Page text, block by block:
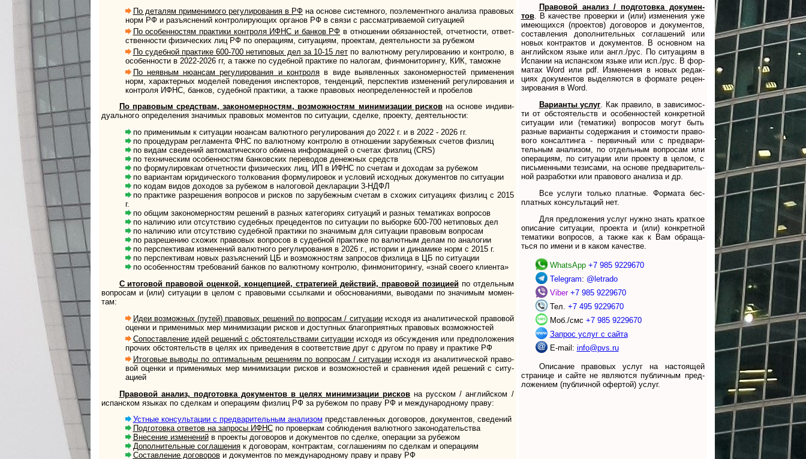
По деталям применимого регулирования в РФна основе сис­тем­ного, по­эле­мен­т­но­го ана­ли­за пра­во­вых
норм РФ и разъ­яс­не­ний кон­т­ро­ли­ру­ю­щих ор­га­нов РФ в связи с рас­смат­рива­емой ситу­ацией
По особенностям практики контроля ИФНС и бан­ков РФ в отно­ше­нии обя­зан­нос­тей, отчет­но­сти, ответ­
ст­вен­но­сти физи­чес­ких лиц РФ по опе­ра­циям, ситу­а­циям, про­ек­там, де­я­тель­нос­ти за ру­бе­жом
По судебной практике 600-700 нетиповых дел за 10-15 лет по ва­лют­но­му ре­гу­ли­ро­ва­нию и кон­т­ро­лю, в
осо­бен­но­сти в 2022-2026 гг, а также по су­деб­ной прак­тике по нало­гам, фин­мони­то­рингу, КИК, таможне
По неявным нюансам регулирования и контроля в виде выяв­лен­ных за­ко­но­мер­нос­тей при­ме­не­ния
норм, ха­рак­тер­ных мо­де­лей по­ве­де­ния ин­с­пек­то­ров, тен­ден­ций, пер­с­пек­тив из­ме­не­ний ре­гу­ли­ро­ва­ния и
кон­т­ро­ля ИФНС, бан­ков, су­деб­ной прак­ти­ки, а также пра­во­вых не­оп­ре­де­лен­нос­тей и пробелов
По правовым средствам, закономерностям, воз­мож­нос­тям мини­ми­за­ции рис­ковна основе ин­ди­ви­
ду­аль­но­го опре­де­ле­ния зна­чи­мых право­вых мо­мен­тов по ситу­а­ции, сделке, про­екту, дея­тель­ности:
по применимым к ситуации нюансам валютного регу­ли­ро­ва­ния до 2022 г. и в 2022 - 2026 гг.
по процедурам регламента ФНС по валютному контролю в отно­ше­нии зару­беж­ных сче­тов физ­лиц
по видам сведений автоматического обмена инфор­мацией о сче­тах физ­лиц (CRS)
по техническим особенностям банковских переводов дене­жных средств
по формулировкам отчетности физических лиц, ИП в ИФНС по сче­там и дохо­дам за рубежом
по вариантам юридического толкования формулировок и условий исходных документов по ситуации
по кодам видов доходов за рубежом в налоговой декларации 3-НДФЛ
по практике разрешения вопросов и рисков по зарубе­жным сче­там в схо­жих ситу­а­циях физ­лиц с 2015
г.
по общим закономерностям решений в разных кате­го­риях ситу­а­ций и раз­ных тема­ти­ках воп­росов
по наличию или отсутствию судебных прецедентов по си­ту­а­ции по вы­бор­ке 600-700 нети­по­вых дел
по наличию или отсутствию судебной практики по зна­чи­мым для ситу­а­ции пра­во­вым воп­росам
по разрешению схожих правовых вопросов в судеб­ной прак­тике по валют­ным делам по ана­логии
по перспективам изменений валютного регулирования в 2026 г., исто­рии и дина­мике норм с 2015 г.
по перспективам новых разъяснений ЦБ и возможностям за­про­сов физ­лица в ЦБ по ситу­ации
по особенностям требований банков по валютному контролю, фин­мо­ни­то­рингу, «знай сво­его кли­ента»
С итоговой правовой оценкой, концепцией, стра­те­гией дей­ст­вий, пра­во­вой по­зи­циейпо отдель­ным
воп­ро­сам и (или) си­ту­а­ции в целом с пра­во­выми ссыл­ками и обо­сно­ва­ни­ями, выво­дами по зна­чи­мым момен­
там:
Идеи возможных (путей) правовых решений по вопросам / ситуацииисходя из ана­ли­ти­чес­кой пра­во­вой
оценки и при­ме­ни­мых мер мини­ми­за­ции рис­ков и доступ­ных бла­го­при­ят­ных пра­во­вых воз­мож­нос­тей
Сопоставление идей решений с обстоятельствами ситуации исходя из обсу­ж­де­ния или пред­по­ло­же­ния
про­чих обсто­я­тельств в целях их при­ве­де­ния в соот­вет­ст­вие друг с дру­гом по праву и прак­тике РФ
Итоговые выводы по оптимальным решениям по вопросам / ситуацииисходя из ана­ли­ти­чес­кой пра­во­
вой оценки и при­ме­ни­мых мер мини­ми­за­ции рис­ков и воз­мож­нос­тей и срав­не­ния идей реше­ний с ситу­
ацией
Правовой анализ, подготовка документов в целях мини­ми­за­ции рис­ков на рус­ском / анг­лий­ском /
испан­ском язы­ках по сдел­кам и опе­ра­циям физлиц РФ за рубе­жом по праву РФ и меж­ду­на­род­ному праву:
Устные консультации с предварительным анализом представленных дого­во­ров, доку­мен­тов, све­дений
Подготовка ответов на запросы ИФНСпо про­вер­кам соблю­де­ния валют­ного зако­но­да­тель­ства
Внесение измененийв проекты догово­ров и доку­мен­тов по сде­лке, опе­ра­ции за руб­ежом
Дополнительные соглашенияк договорам, конт­рак­там, сог­ла­ше­ниям по сдел­кам и опе­рациям
Составление договорови документов по меж­ду­на­род­ному праву и праву РФ
Правовой анализ / подготовка до­ку­мен­
тов. В ка­че­стве про­вер­ки и (или) из­ме­не­ния уже
име­ю­щих­ся (про­ек­тов) до­го­во­ров и до­ку­мен­тов,
со­с­тав­ле­ния до­пол­ни­тель­ных со­г­ла­ше­ний или
но­вых кон­т­рак­тов и до­ку­мен­тов. В ос­нов­ном на
анг­лий­с­ком язы­ке или англ./рус. По си­ту­а­ци­ям в
Ис­па­нии на ис­пан­с­ком язы­ке или исп./рус. В фор­
ма­тах Word или pdf. Из­ме­не­ния в но­вых ре­дак­
циях до­ку­мен­тов вы­де­ля­ют­ся в фор­ма­те ре­цен­
зи­ро­ва­ния в Word.
Варианты услуг. Как пра­ви­ло, в за­ви­си­мос­
ти от об­сто­я­тельств и осо­бен­нос­тей кон­к­рет­ной
си­ту­ации или (те­ма­ти­ки) воп­ро­сов мо­гут быть
раз­ные ва­ри­ан­ты со­дер­жа­ния и сто­и­мос­ти пра­во­
во­го кон­сал­тин­га - пер­вич­ный или с пред­ва­ри­
тель­ным ана­ли­зом, по от­дель­ным воп­ро­сам или
опе­ра­ци­ям, по си­ту­а­ции или про­екту в це­лом, с
пись­мен­ны­ми те­зи­са­ми, на ос­но­ве пред­ва­ри­тель­
ной раз­ра­бот­ки или пра­во­во­го ана­ли­за и др.
Все ус­лу­ги толь­ко плат­ные. Фор­ма­та бес­
плат­ных кон­суль­та­ций нет.
Для предложения услуг нужно знать крат­кое
опи­са­ние ситу­а­ции, про­ек­та и (или) кон­к­рет­ной
те­ма­ти­ки воп­ро­сов, а также как к Вам обра­ща­
ться по имени и в ка­ком ка­че­стве.
WhatsApp +7 985 9229670
Telegram: @letrado
Viber +7 985 9229670
Тел. +7 495 9229670
Моб./смс +7 985 9229670
Запрос услуг с сайта
E-mail: info@pvs.ru
Описание правовых услуг на настоящей
стра­нице и сайте не яв­ля­ют­ся пуб­лич­ным пред­
ло­же­ни­ем (пуб­лич­ной офер­той) услуг.